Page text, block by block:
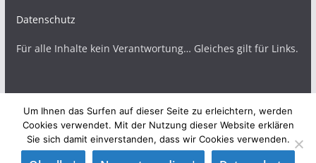
Datenschutz
Für alle Inhalte kein Verantwortung… Gleiches gilt für Links.
Copyright © 2026 TopBlogs Magazin. Alle Rechte
vorbehalten.
Theme:
ColorMag von ThemeGrill. Präsentiert von
Um Ihnen das Surfen auf dieser Seite zu erleichtern, werden
Cookies verwendet. Mit der Nutzung dieser Website erklären
Sie sich damit einverstanden, dass wir Cookies verwenden.